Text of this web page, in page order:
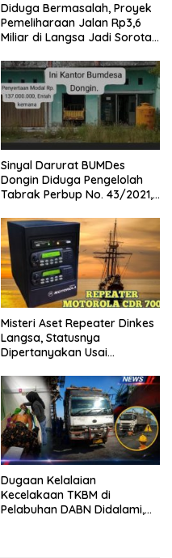
Diduga Bermasalah, Proyek
Pemeliharaan Jalan Rp3,6
Miliar di Langsa Jadi Sorotan
Sinyal Darurat BUMDes
Dongin Diduga Pengelolah
Tabrak Perbup No. 43/2021,
Kontrol Sosial Desak APH
Usut Tuntas.
Misteri Aset Repeater Dinkes
Langsa, Statusnya
Dipertanyakan Usai
Dugaan Kelalaian
Kecelakaan TKBM di
Pelabuhan DABN Didalami,